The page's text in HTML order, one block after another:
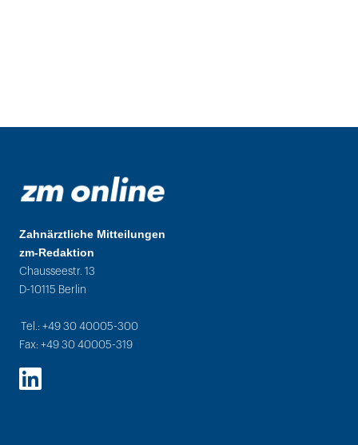
Zahnärztliche Mitteilungen
zm-Redaktion
Chausseestr. 13
D-10115 Berlin
Tel.: +49 30 40005-300
Fax: +49 30 40005-319
LinkedIn